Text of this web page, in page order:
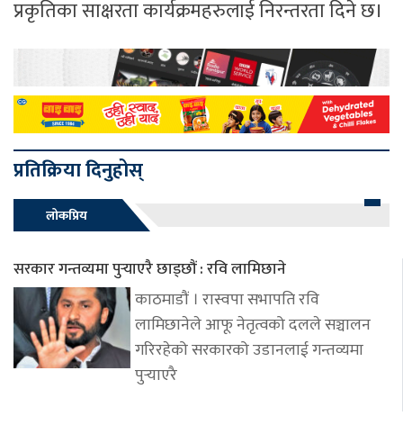
प्रकृतिका साक्षरता कार्यक्रमहरुलाई निरन्तरता दिने छ।
प्रतिक्रिया दिनुहोस्
लोकप्रिय
सरकार गन्तव्यमा पुर्‍याएरै छाड्छौं : रवि लामिछाने
काठमाडौं । रास्वपा सभापति रवि
लामिछानेले आफू नेतृत्वको दलले सञ्चालन
गरिरहेको सरकारको उडानलाई गन्तव्यमा
पुर्‍याएरै